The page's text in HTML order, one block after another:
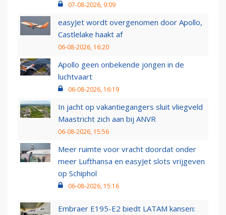
07-08-2026, 9:09
easyJet wordt overgenomen door Apollo,
Castlelake haakt af
06-08-2026, 16:20
Apollo geen onbekende jongen in de
luchtvaart
06-08-2026, 16:19
In jacht op vakantiegangers sluit vliegveld
Maastricht zich aan bij ANVR
06-08-2026, 15:56
Meer ruimte voor vracht doordat onder
meer Lufthansa en easyJet slots vrijgeven
op Schiphol
06-08-2026, 15:16
Embraer E195-E2 biedt LATAM kansen: